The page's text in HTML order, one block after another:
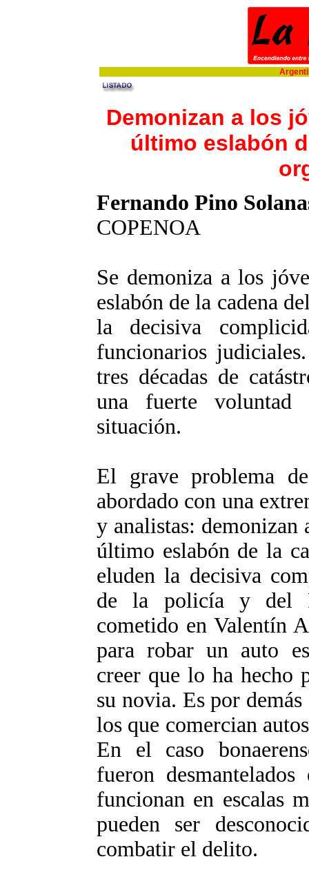
Demonizan a los
último eslabón
Fernando Pino
COPENOA
Se demoniza a los
eslabón de la cadena
la decisiva
funcionarios
tres décadas de
una fuerte voluntad
situación.
El grave problema
abordado con una
y analistas: demonizan
último eslabón de la
eluden la decisiva
de la policía y del
cometido en Valentín
para robar un auto
creer que lo ha hecho
su novia. Es por
los que comercian
En el caso
fueron
funcionan en escalas
pueden ser
combatir el delito.